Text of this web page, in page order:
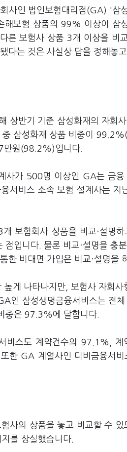
사인 법인보험대리점(GA) '삼
보험 상품의 99% 이상이 삼
른 보험사 상품 3개 이상을 비
다는 것은 사실상 답을 정해놓
상반기 기준 삼성화재의 자회
삼성화재 상품 비중이
만원(98.2%)입니다.
사가 500명 이상인 GA는 금
서비스 소속 보험 설계사는
보험회사 상품을 비교·설명
입니다. 물론 비교·설명을 충
한 비대면 가입은 비교·설명을
게 나타나지만, 보험사 자회
인 삼성생명금융서비스는 전
중은 97.3%에 달합니다.
비스도 계약건수의 97.1%,
또한 GA 계열사인 디비금융서
사의 상품을 놓고 비교할 수 있
를 상실했습니다.